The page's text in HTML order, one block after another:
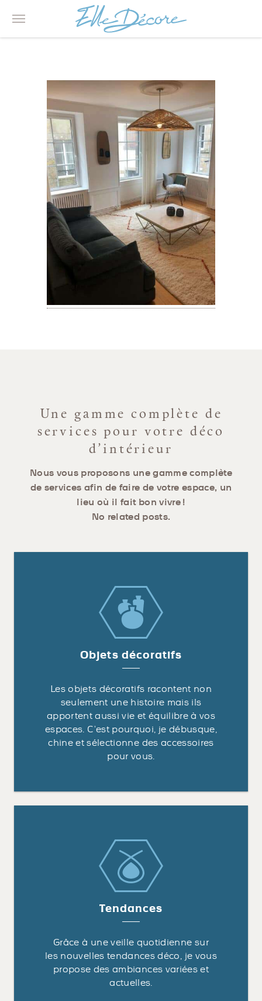
Une gamme complète de
services pour votre déco
d’intérieur
Nous vous proposons une gamme complète
de services afin de faire de votre espace, un
lieu où il fait bon vivre !
No related posts.
Objets décoratifs
Les objets décoratifs racontent non
seulement une histoire mais ils
apportent aussi vie et équilibre à vos
espaces. C’est pourquoi, je débusque,
chine et sélectionne des accessoires
pour vous.
Tendances
Grâce à une veille quotidienne sur
les nouvelles tendances déco, je vous
propose des ambiances variées et
actuelles.